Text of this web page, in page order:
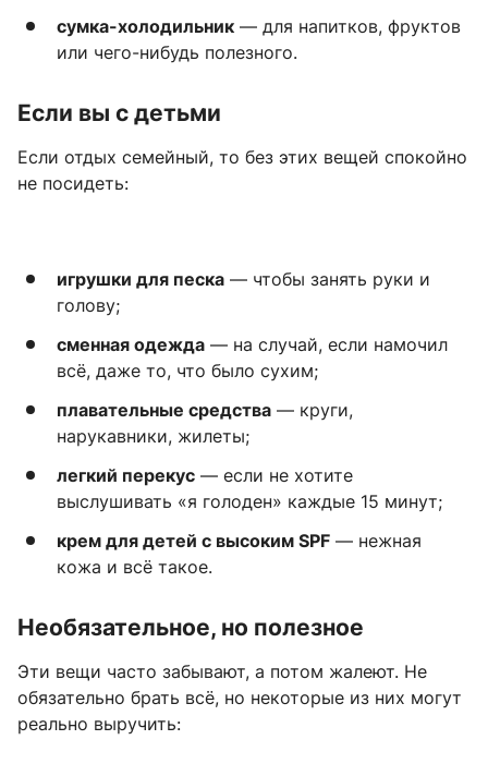
сумка-холодильник — для напитков, фруктов
или чего-нибудь полезного.
Если вы с детьми
Если отдых семейный, то без этих вещей спокойно
не посидеть:
игрушки для песка — чтобы занять руки и
голову;
сменная одежда — на случай, если намочил
всё, даже то, что было сухим;
плавательные средства — круги,
нарукавники, жилеты;
легкий перекус — если не хотите
выслушивать «я голоден» каждые 15 минут;
крем для детей с высоким SPF — нежная
кожа и всё такое.
Необязательное, но полезное
Эти вещи часто забывают, а потом жалеют. Не
обязательно брать всё, но некоторые из них могут
реально выручить: